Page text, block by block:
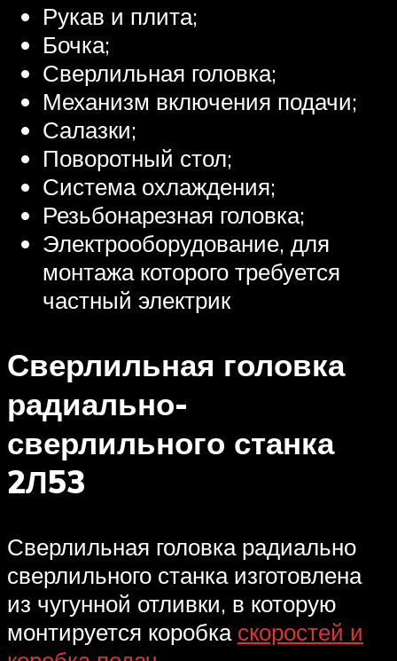
Рукав и плита;
Бочка;
Сверлильная головка;
Механизм включения подачи;
Салазки;
Поворотный стол;
Система охлаждения;
Резьбонарезная головка;
Электрооборудование, для
монтажа которого требуется
частный электрик
Сверлильная головка
радиально-
сверлильного станка
2Л53
Сверлильная головка радиально
сверлильного станка изготовлена
из чугунной отливки, в которую
монтируется коробка скоростей и